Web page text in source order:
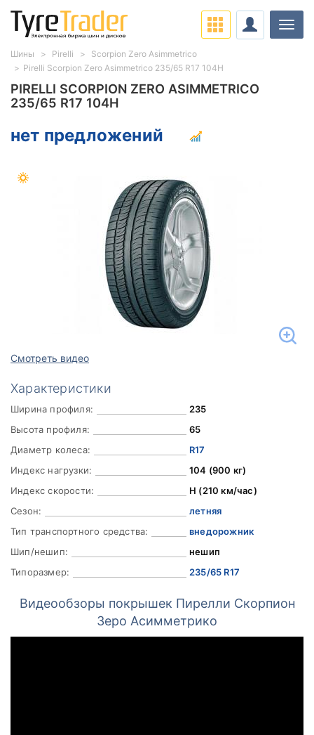
PIRELLI SCORPION ZERO ASIMMETRICO
235/65 R17 104H
нет предложений
Смотреть видео
Характеристики
Ширина профиля:
235
Высота профиля:
65
Диаметр колеса:
R17
Индекс нагрузки:
104 (900 кг)
Индекс скорости:
H (210 км/час)
Сезон:
летняя
Тип транспортного средства:
внедорожник
Шип/нешип:
нешип
Типоразмер:
235/65 R17
Видеообзоры покрышек Пирелли Скорпион
Зеро Асимметрико
Шины Pirelli
Scorpion Zero Asimmetrico
Pirelli Scorpion Zero Asimmetrico 235/65 R17 104H